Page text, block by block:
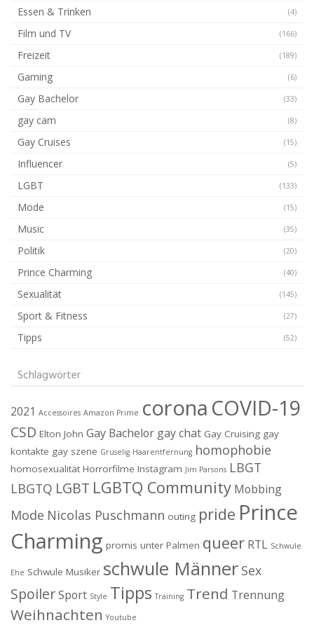
Essen & Trinken (4)
Film und TV (166)
Freizeit (189)
Gaming (6)
Gay Bachelor (33)
gay cam (8)
Gay Cruises (15)
Influencer (5)
LGBT (133)
Mode (15)
Music (35)
Politik (20)
Prince Charming (40)
Sexualität (145)
Sport & Fitness (27)
Tipps (52)
Schlagwörter
2021 Accessoires Amazon Prime corona COVID-19
CSD Elton John Gay Bachelor gay chat Gay Cruising gay
kontakte gay szene Gruselig Haarentfernung homophobie
homosexualität Horrorfilme Instagram Jim Parsons LBGT
LBGTQ LGBT LGBTQ Community Mobbing
Mode Nicolas Puschmann outing pride Prince
Charming promis unter Palmen queer RTL Schwule
Ehe Schwule Musiker schwule Männer Sex
SpoilerSport Style Tipps Training Trend Trennung
Weihnachten Youtube